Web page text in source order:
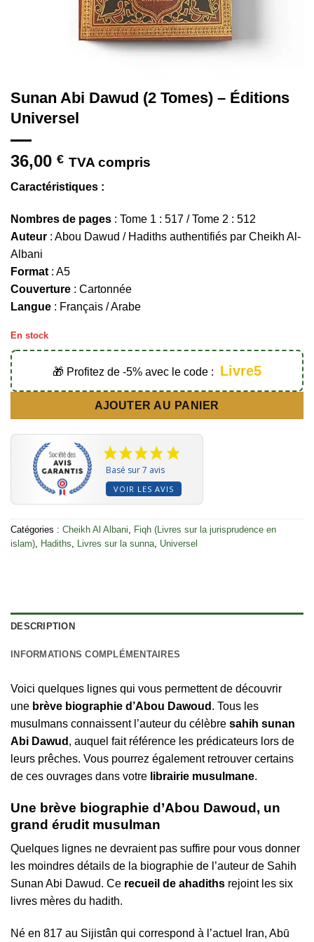
Sunan Abi Dawud (2 Tomes) – Éditions
Universel
36,00 € TVA compris
Caractéristiques :
Nombres de pages : Tome 1 : 517 / Tome 2 : 512
Auteur : Abou Dawud / Hadiths authentifiés par Cheikh Al-
Albani
Format : A5
Couverture : Cartonnée
Langue : Français / Arabe
En stock
🎁 Profitez de -5% avec le code : Livre5
AJOUTER AU PANIER
Basé sur 7 avis
VOIR LES AVIS
Catégories : Cheikh Al Albani, Fiqh (Livres sur la jurisprudence en
islam), Hadiths, Livres sur la sunna, Universel
DESCRIPTION
INFORMATIONS COMPLÉMENTAIRES
Voici quelques lignes qui vous permettent de découvrir
une brève biographie d’Abou Dawoud . Tous les
musulmans connaissent l’auteur du célèbre sahih sunan
Abi Dawud , auquel fait référence les prédicateurs lors de
leurs prêches. Vous pourrez également retrouver certains
de ces ouvrages dans votre librairie musulmane.
Une brève biographie d’Abou Dawoud, un
grand érudit musulman
Quelques lignes ne devraient pas suffire pour vous donner
les moindres détails de la biographie de l’auteur de Sahih
Sunan Abi Dawud. Ce recueil de ahadiths rejoint les six
livres mères du hadith.
Né en 817 au Sijistân qui correspond à l’actuel Iran, Abū